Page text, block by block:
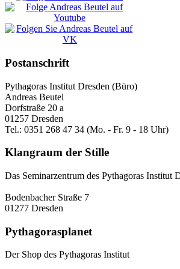
Postanschrift
Pythagoras Institut Dresden (Büro)
Andreas Beutel
Dorfstraße 20 a
01257 Dresden
Tel.: 0351 268 47 34 (Mo. - Fr. 9 - 18 Uhr)
Klangraum der Stille
Das Seminarzentrum des Pythagoras Institut
Bodenbacher Straße 7
01277 Dresden
Pythagorasplanet
Der Shop des Pythagoras Institut